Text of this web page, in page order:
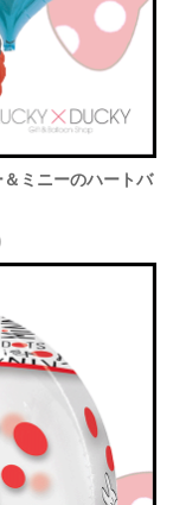
ミニーのハートバ